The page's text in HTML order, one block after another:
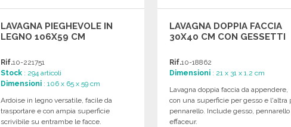
LAVAGNA PIEGHEVOLE IN
LEGNO 106X59 CM
Rif.10-221751
Stock : 294 articoli
Dimensioni : 106 x 65 x 59 cm
Ardoise in legno versatile, facile da
trasportare e con ampia superficie
scrivibile su entrambe le facce.
LAVAGNA DOPPIA FACCIA
30X40 CM CON GESSETTI
Rif.10-18862
Dimensioni : 21 x 31 x 1.2 cm
Lavagna doppia faccia da appendere,
con una superficie per gesso e l'altra
pennarello. Include gesso, pennarello
effaceur.